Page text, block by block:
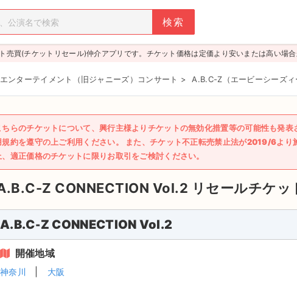
売買(チケットリセール)仲介アプリです。チケット価格は定価より安いまたは高い場合
ンターテイメント（旧ジャニーズ）コンサート > A.B.C-Z（エービーシーズィ
ちらのチケットについて、興行主様よりチケットの無効化措置等の可能性も発
規約を遵守の上ご利用ください。 また、チケット不正転売禁止法が2019/6より
、適正価格のチケットに限りお取引をご検討ください。
Z CONNECTION Vol.2 リセールチケッ
A.B.C-Z CONNECTION Vol.2
開催地域
神奈川 大阪